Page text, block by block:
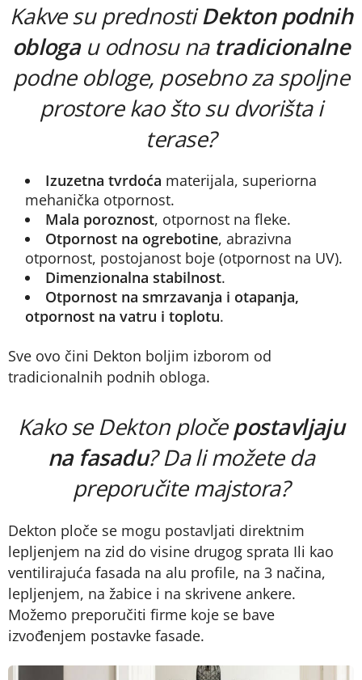
Kakve su prednostiDekton podnih
oblogau odnosu na tradicionalne
podne obloge, posebno za spoljne
prostore kao što su dvorišta i
terase?
Izuzetna tvrdoća materijala, superiorna
mehanička otpornost.
Mala poroznost, otpornost na fleke.
Otpornost na ogrebotine, abrazivna
otpornost, postojanost boje (otpornost na UV).
Dimenzionalna stabilnost.
Otpornost na smrzavanja i otapanja,
otpornost na vatru i toplotu.
Sve ovo čini Dekton boljim izborom od
tradicionalnih podnih obloga.
Kako se Dekton pločepostavljaju
na fasadu? Da li možete da
preporučite majstora?
Dekton ploče se mogu postavljati direktnim
lepljenjem na zid do visine drugog sprata Ili kao
ventilirajuća fasada na alu profile, na 3 načina,
lepljenjem, na žabice i na skrivene ankere.
Možemo preporučiti firme koje se bave
izvođenjem postavke fasade.